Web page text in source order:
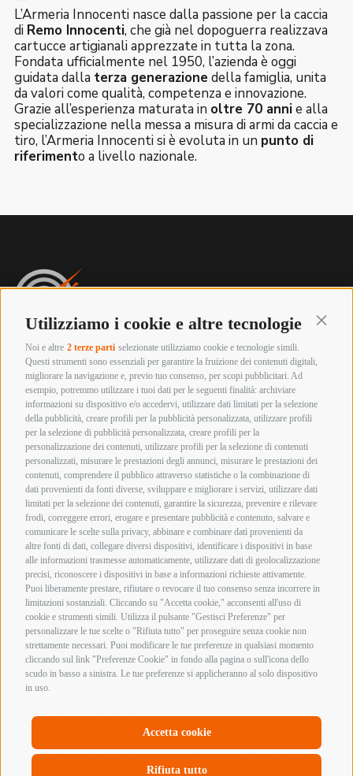
Utilizziamo i cookie e altre tecnologie
Noi e altre 2 terze parti selezionate utilizziamo cookie e tecnologie simili.
Questi strumenti sono essenziali per garantire la fruizione dei contenuti digitali,
migliorare la navigazione e, previo tuo consenso, per scopi pubblicitari. Ad
esempio, potremmo utilizzare i tuoi dati per le seguenti finalità: archiviare
informazioni su dispositivo e/o accedervi, utilizzare dati limitati per la selezione
della pubblicità, creare profili per la pubblicità personalizzata, utilizzare profili
per la selezione di pubblicità personalizzata, creare profili per la
personalizzazione dei contenuti, utilizzare profili per la selezione di contenuti
personalizzati, misurare le prestazioni degli annunci, misurare le prestazioni dei
contenuti, comprendere il pubblico attraverso statistiche o la combinazione di
dati provenienti da fonti diverse, sviluppare e migliorare i servizi, utilizzare dati
limitati per la selezione dei contenuti, garantire la sicurezza, prevenire e rilevare
frodi, correggere errori, erogare e presentare pubblicità e contenuto, salvare e
comunicare le scelte sulla privacy, abbinare e combinare dati provenienti da
altre fonti di dati, collegare diversi dispositivi, identificare i dispositivi in base
alle informazioni trasmesse automaticamente, utilizzare dati di geolocalizzazione
precisi, riconoscere i dispositivi in base a informazioni richieste attivamente.
Puoi liberamente prestare, rifiutare o revocare il tuo consenso senza incorrere in
limitazioni sostanziali. Cliccando su "Accetta cookie," acconsenti all'uso di
cookie e strumenti simili. Utilizza il pulsante "Gestisci Preferenze" per
personalizzare le tue scelte o "Rifiuta tutto" per proseguire senza cookie non
strettamente necessari. Puoi modificare le tue preferenze in qualsiasi momento
cliccando sul link "Preferenze Cookie" in fondo alla pagina o sull'icona dello
scudo in basso a sinistra. Le tue preferenze si applicheranno al solo dispositivo
in uso.
Accetta cookie
Rifiuta tutto
L’Armeria Innocenti nasce dalla passione per la caccia
di Remo Innocenti, che già nel dopoguerra realizzava
cartucce artigianali apprezzate in tutta la zona.
Fondata ufficialmente nel 1950, l’azienda è oggi
guidata dalla terza generazionedella famiglia, unita
da valori come qualità, competenza e innovazione.
Grazie all’esperienza maturata in oltre 70 annie alla
specializzazione nella messa a misura di armi da caccia e
tiro, l’Armeria Innocenti si è evoluta in un punto di
riferimento a livello nazionale.
Armeria innocenti
Via Labriola, 219 – 59013 Montemurlo (PRATO)
Tel. +39 0574 652057
Whatsapp 392 4800893
info@armeriainnocenti.it
P.IVA 01652270974
Seguici su:
Orari di apertura
Lunedì mattina Chiuso
Lunedì pomeriggio
15:00 – 19:00
Martedì – Sabato
09:00 – 12:30 / 15:00 – 19:00
Termini e Condizioni di Vendita
Informazioni acquisto armi e munizioni
Privacy Policy
Cookie Policy
Copyright @ 2026 Armeria Innocenti - Tutti i diritti
sono riservati
Bonifico Bancario
Contrassegno
Elenco erogazioni pubbliche
In riferimento all’art 1, comma 125 bis, Legge 124/2017 si segnala che la
società ha ricevuto, nel corso dell’esercizio 2018, sovvenzioni, sussidi,
vantaggi, contributi o aiuti pubblici in denaro o in natura, non aventi